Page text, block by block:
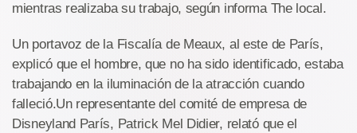
mientras realizaba su trabajo, según informa The local.
Un portavoz de la Fiscalía de Meaux, al este de París,
explicó que el hombre, que no ha sido identificado, estaba
trabajando en la iluminación de la atracción cuando
falleció.Un representante del comité de empresa de
Disneyland París, Patrick Mel Didier, relató que el